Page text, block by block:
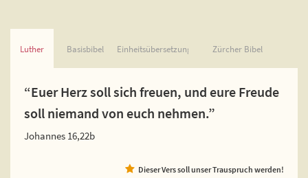
Luther Basisbibel Einheitsübersetzung Zürcher Bibel
“Euer Herz soll sich freuen, und eure Freude
soll niemand von euch nehmen.”
Johannes 16,22b
Dieser Vers soll unser Trauspruch werden!